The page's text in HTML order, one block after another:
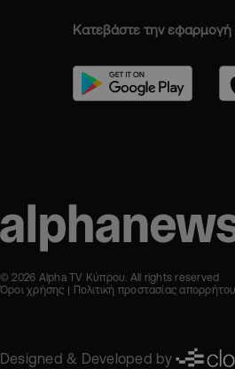
Κατεβάστε την εφαρμογή
© 2026 Alpha TV Κύπρου. All rights reserved
Όροι χρήσης
Πολιτική προστασίας απορρήτου
Designed & Developed by